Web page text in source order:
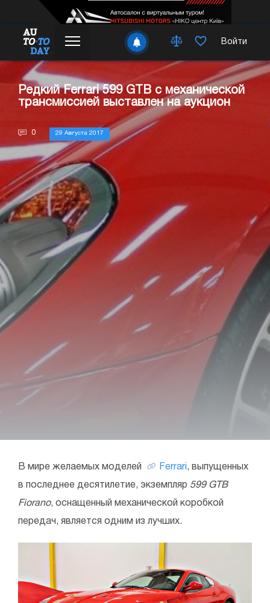
Войти
Редкий Ferrari 599 GTB с механической
трансмиссией выставлен на аукцион
0 29 Августа 2017
В мире желаемых моделей Ferrari , выпущенных
в последнее десятилетие, экземпляр 599 GTB
Fiorano, оснащенный механической коробкой
передач, является одним из лучших.